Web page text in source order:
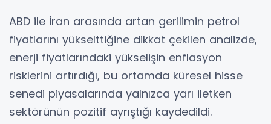
ABD ile İran arasında artan gerilimin petrol
fiyatlarını yükselttiğine dikkat çekilen analizde,
enerji fiyatlarındaki yükselişin enflasyon
risklerini artırdığı, bu ortamda küresel hisse
senedi piyasalarında yalnızca yarı iletken
sektörünün pozitif ayrıştığı kaydedildi.